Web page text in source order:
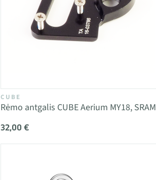
CUBE
Rėmo antgalis CUBE Aerium MY18, SRAM
32,00 €